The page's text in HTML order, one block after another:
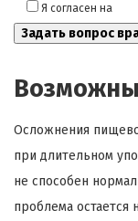
Я согласен на
Осложнения
при длительном
не способен
проблема